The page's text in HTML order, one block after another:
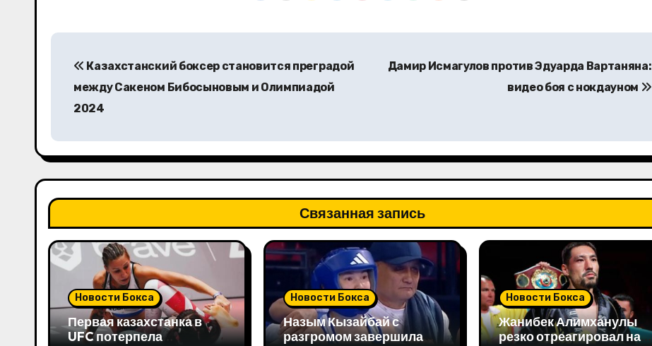
Н
и
г
а
ц
и
я
п
о
Казахстанский боксер становится преградой
между Сакеном Бибосыновым и Олимпиадой
2024
Дамир Исмагулов против Эдуарда Вартаняна:
видео боя с нокдауном
Связанная запись
Новости Бокса
Первая казахстанка в
UFC потерпела
Новости Бокса
Назым Кызайбай с
разгромом завершила
Новости Бокса
Жанибек Алимханулы
резко отреагировал на